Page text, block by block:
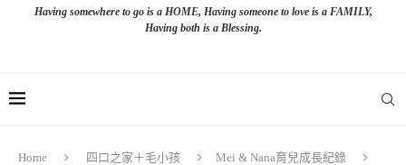
Having somewhere to go is a HOME, Having someone to love is a FAMILY,
Having both is a Blessing.
Home 四口之家＋毛小孩
Mei & Nana育兒成長紀錄